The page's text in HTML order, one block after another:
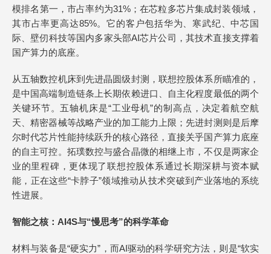
模排名第一，市占率约为31%；在芯粒多芯片集成封装领域，
其市占率更高达85%。它的客户包括华为、寒武纪、中芯国
际、壁仞科技等国内多家头部AI芯片公司，其技术直接支撑着
国产算力的底座。
从五轴数控机床到先进晶圆级封测，联想控股体系所瞄准的，
是中国高端制造链条上长期依赖进口、自主化程度最低的两个
关键环节。五轴机床是“工业母机”的制高点，决定着航空航
天、精密器械等战略产业的加工能力上限；先进封测则是后摩
尔时代芯片性能持续跃升的核心路径，直接关乎国产算力底座
的自主可控。拓璞数控与盛合晶微的相继上市，不仅是两家企
业的里程碑，更体现了联想控股体系通过长期深耕与资本赋
能，正在这些“卡脖子”领域推动从技术突破到产业落地的系统
性进展。
智能之核：AI4S与“慢思考”的科学革命
材料与装备是“硬实力”，而AI驱动的科学研究方法，则是“软实